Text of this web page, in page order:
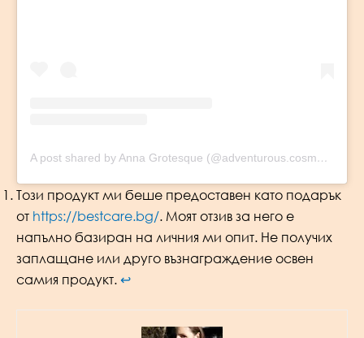
A post shared by Anna Grotesque (@adventurous.cosmetics)
Този продукт ми беше предоставен като подарък
от https://bestcare.bg/. Моят отзив за него е
напълно базиран на личния ми опит. Не получих
заплащане или друго възнаграждение освен
самия продукт. ↩︎